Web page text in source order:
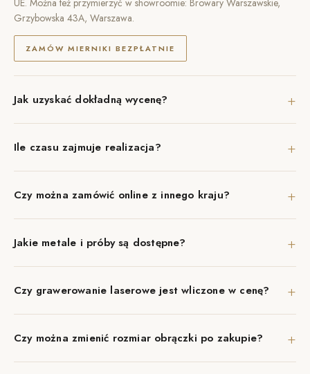
UE. Można też przymierzyć w showroomie: Browary Warszawskie,
Grzybowska 43A, Warszawa.
ZAMÓW MIERNIKI BEZPŁATNIE
Jak uzyskać dokładną wycenę? +
Ile czasu zajmuje realizacja? +
Czy można zamówić online z innego kraju? +
Jakie metale i próby są dostępne? +
Czy grawerowanie laserowe jest wliczone w cenę? +
Czy można zmienić rozmiar obrączki po zakupie? +